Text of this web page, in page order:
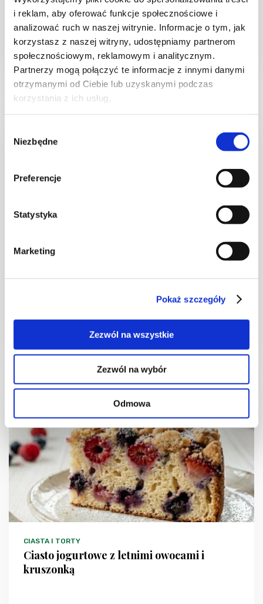
i reklam, aby oferować funkcje społecznościowe i
analizować ruch w naszej witrynie. Informacje o tym, jak
korzystasz z naszej witryny, udostępniamy partnerom
społecznościowym, reklamowym i analitycznym.
Partnerzy mogą połączyć te informacje z innymi danymi
otrzymanymi od Ciebie lub uzyskanymi podczas
korzystania z ich usług.
zgody
Niezbędne
Preferencje
Statystyka
Marketing
Pokaż szczegóły
Zezwól na wszystkie
Zezwól na wybór
Odmowa
30 min. 1531 kcal 8
NOWOŚĆ
Ciasto warstwowe z kremem i malinową
1 dzień 4954 kcal 20
CIASTA I TORTY
Ciasto jogurtowe z letnimi owocami i
kruszonką